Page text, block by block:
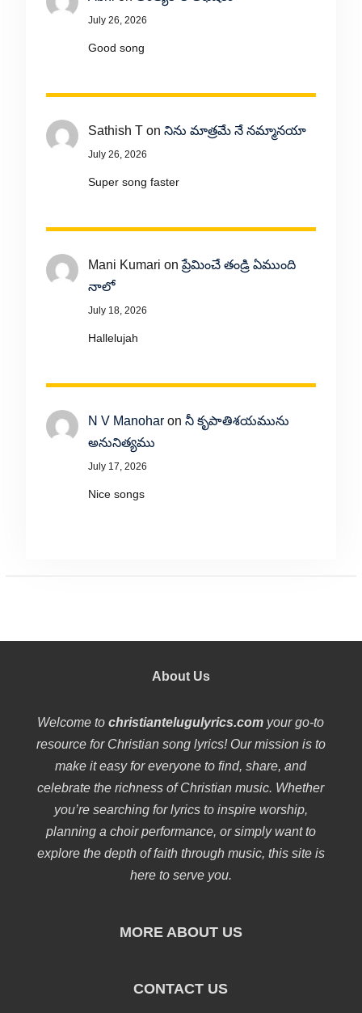
July 26, 2026
Good song
Sathish Ton నిను మాత్రమే నే నమ్మానయా
July 26, 2026
Super song faster
Mani Kumari onప్రేమించే తండ్రి ఏముంది
నాలో
July 18, 2026
Hallelujah
N V Manoharon నీ కృపాతిశయమును
అనునిత్యము
July 17, 2026
Nice songs
About Us
Welcome tochristiantelugulyrics.com your go-to
resource for Christian song lyrics! Our mission is to
make it easy for everyone to find, share, and
celebrate the richness of Christian music. Whether
you’re searching for lyrics to inspire worship,
planning a choir performance, or simply want to
explore the depth of faith through music, this site is
here to serve you.
MORE ABOUT US
CONTACT US